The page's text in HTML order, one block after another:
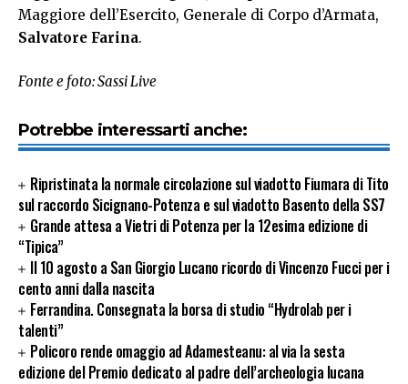
Maggiore dell’Esercito, Generale di Corpo d’Armata,
Salvatore Farina.
Fonte e foto: Sassi Live
Potrebbe interessarti anche:
Ripristinata la normale circolazione sul viadotto Fiumara di Tito
sul raccordo Sicignano-Potenza e sul viadotto Basento della SS7
Grande attesa a Vietri di Potenza per la 12esima edizione di
“Tipica”
Il 10 agosto a San Giorgio Lucano ricordo di Vincenzo Fucci per i
cento anni dalla nascita
Ferrandina. Consegnata la borsa di studio “Hydrolab per i
talenti”
Policoro rende omaggio ad Adamesteanu: al via la sesta
edizione del Premio dedicato al padre dell’archeologia lucana